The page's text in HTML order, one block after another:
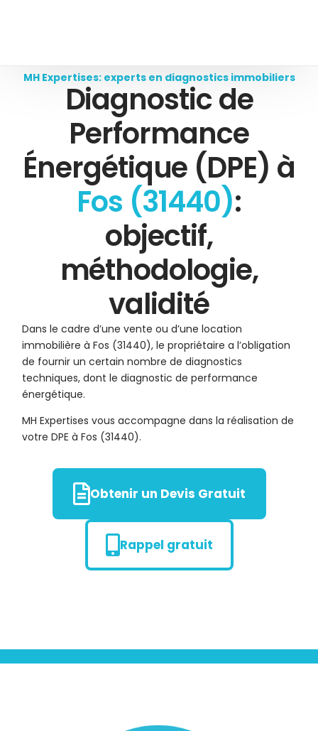
MH Expertises: experts en diagnostics immobiliers
Diagnostic de
Performance
Énergétique (DPE) à
Fos (31440):
objectif,
méthodologie,
validité
Dans le cadre d’une vente ou d’une location
immobilière à Fos (31440), le propriétaire a l’obligation
de fournir un certain nombre de diagnostics
techniques, dont le diagnostic de performance
énergétique.
MH Expertises vous accompagne dans la réalisation de
votre DPE à Fos (31440).
Obtenir un Devis Gratuit
Rappel gratuit